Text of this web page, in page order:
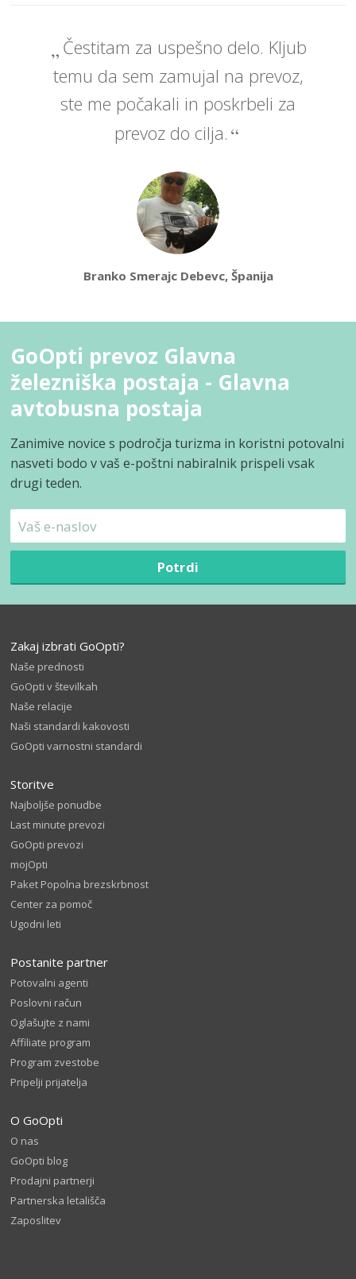
Čestitam za uspešno delo. Kljub
temu da sem zamujal na prevoz,
ste me počakali in poskrbeli za
prevoz do cilja.
Branko Smerajc Debevc, Španija
GoOpti prevoz Glavna
železniška postaja - Glavna
avtobusna postaja
Zanimive novice s področja turizma in koristni potovalni
nasveti bodo v vaš e-poštni nabiralnik prispeli vsak
drugi teden.
Potrdi
Zakaj izbrati GoOpti?
Naše prednosti
GoOpti v številkah
Naše relacije
Naši standardi kakovosti
GoOpti varnostni standardi
Storitve
Najboljše ponudbe
Last minute prevozi
GoOpti prevozi
mojOpti
Paket Popolna brezskrbnost
Center za pomoč
Ugodni leti
Postanite partner
Potovalni agenti
Poslovni račun
Oglašujte z nami
Affiliate program
Program zvestobe
Pripelji prijatelja
O GoOpti
O nas
GoOpti blog
Prodajni partnerji
Partnerska letališča
Zaposlitev